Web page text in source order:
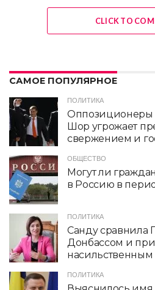
CLICK TO
САМОЕ ПОПУЛЯРНОЕ
ПОЛИТИКА
Оппозиционеры
Шор угрожает
свержением и
ОБЩЕСТВО
Могут ли
в Россию в
ПОЛИТИКА
Санду сравнила
Донбассом и
ПОЛИТИКА